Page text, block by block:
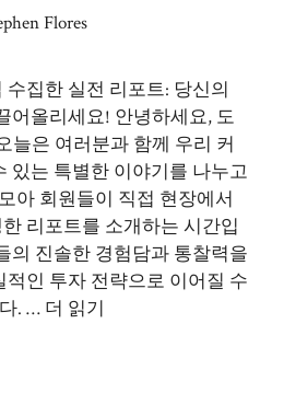
Flores
집한 실전 리포트: 당신의
어올리세요! 안녕하세요, 도
늘은 여러분과 함께 우리 커
있는 특별한 이야기를 나누고
아 회원들이 직접 현장에서
리포트를 소개하는 시간입
의 진솔한 경험담과 통찰력을
인 투자 전략으로 이어질 수
. … 더 읽기